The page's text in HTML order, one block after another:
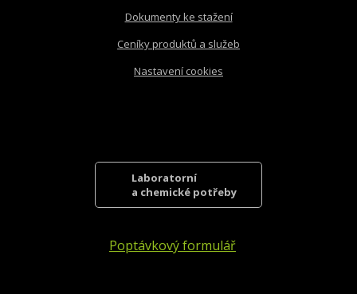
Dokumenty ke stažení
Ceníky produktů a služeb
Nastavení cookies
Laboratorní
a chemické potřeby
Poptávkový formulář